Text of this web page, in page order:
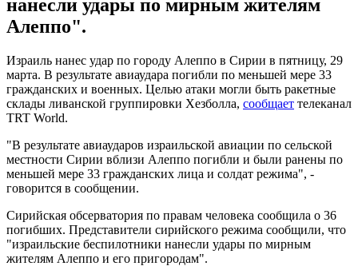
нанесли удары по мирным жителям
Алеппо".
Израиль нанес удар по городу Алеппо в Сирии в пятницу, 29
марта. В результате авиаудара погибли по меньшей мере 33
гражданских и военных. Целью атаки могли быть ракетные
склады ливанской группировки Хезболла, сообщает телеканал
TRT World.
"В результате авиаударов израильской авиации по сельской
местности Сирии вблизи Алеппо погибли и были ранены по
меньшей мере 33 гражданских лица и солдат режима", -
говорится в сообщении.
Сирийская обсерватория по правам человека сообщила о 36
погибших. Представители сирийского режима сообщили, что
"израильские беспилотники нанесли удары по мирным
жителям Алеппо и его пригородам".